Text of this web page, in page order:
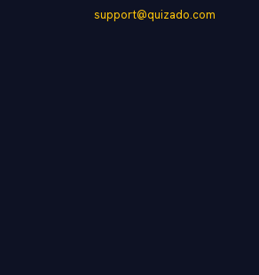
support@quizado.com